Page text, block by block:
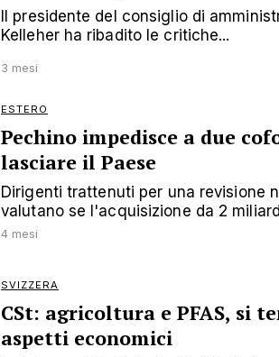
Il presidente del consiglio di
Kelleher ha ribadito le critiche...
3 mesi
ESTERO
Pechino impedisce a due
lasciare il Paese
Dirigenti trattenuti per una revisione
valutano se l'acquisizione da 2
4 mesi
SVIZZERA
CSt: agricoltura e PFAS, si
aspetti economici